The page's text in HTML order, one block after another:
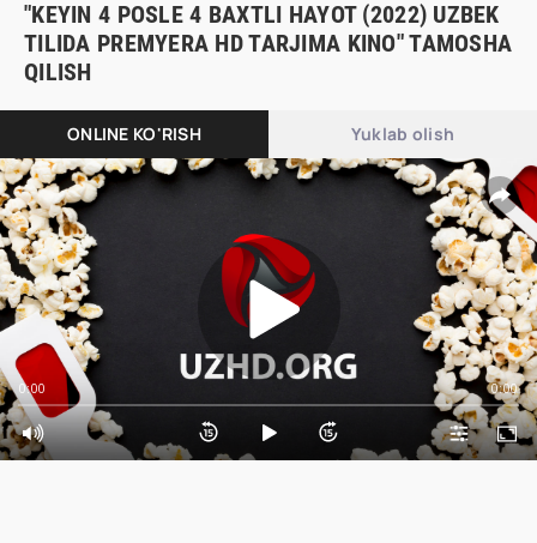
"KEYIN 4 POSLE 4 BAXTLI HAYOT (2022) UZBEK
TILIDA PREMYERA HD TARJIMA KINO" TAMOSHA
QILISH
ONLINE KO'RISH Yuklab olish
0:00 0:00